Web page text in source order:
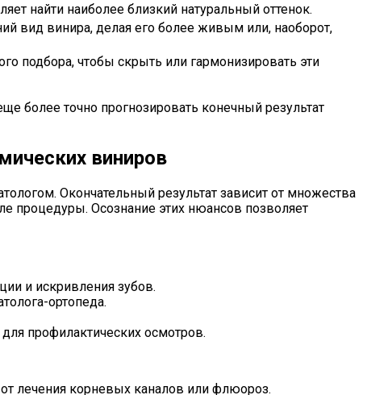
найти наиболее близкий натуральный оттенок.
вид винира, делая его более живым или, наоборот,
подбора, чтобы скрыть или гармонизировать эти
более точно прогнозировать конечный результат
виниров
Окончательный результат зависит от множества
процедуры. Осознание этих нюансов позволяет
и искривления зубов.
ортопеда.
профилактических осмотров.
лечения корневых каналов или флюороз.